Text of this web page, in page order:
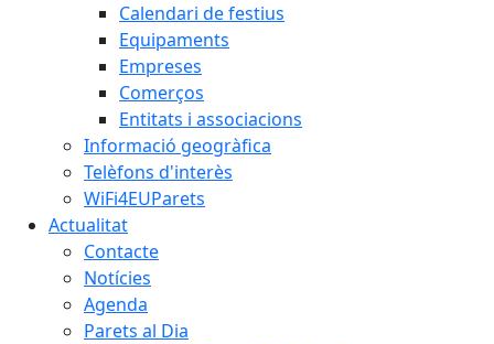
Calendari de festius
Equipaments
Empreses
Comerços
Entitats i associacions
Informació geogràfica
Telèfons d'interès
WiFi4EUParets
Actualitat
Contacte
Notícies
Agenda
Parets al Dia